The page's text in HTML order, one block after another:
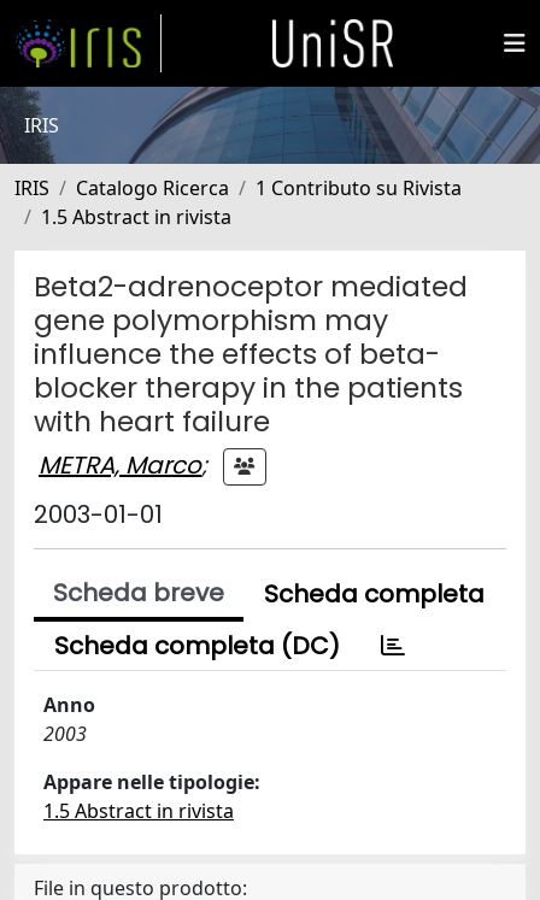
IRIS
IRIS Catalogo Ricerca
1 Contributo su Rivista
1.5 Abstract in rivista
Beta2-adrenoceptor mediated
gene polymorphism may
influence the effects of beta-
blocker therapy in the patients
with heart failure
METRA, Marco;
2003-01-01
Scheda breve
Scheda completa
Scheda completa (DC)
Anno
2003
Appare nelle tipologie:
1.5 Abstract in rivista
File in questo prodotto: